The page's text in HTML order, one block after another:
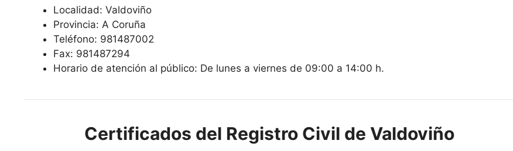
Localidad: Valdoviño
Provincia: A Coruña
Teléfono: 981487002
Fax: 981487294
Horario de atención al público: De lunes a viernes de 09:00 a 14:00 h.
Certificados del Registro Civil de Valdoviño